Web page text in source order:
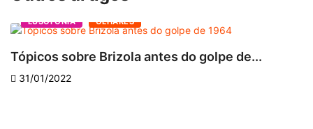
LUSOFONIA OLHARES
Tópicos sobre Brizola antes do golpe de...
31/01/2022